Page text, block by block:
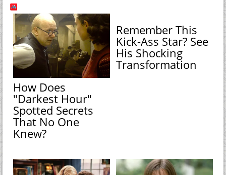
How Does
"Darkest Hour"
Spotted Secrets
That No One
Knew?
Remember This
Kick-Ass Star? See
His Shocking
Transformation